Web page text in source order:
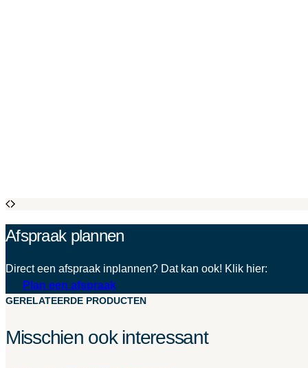
Afspraak plannen
Direct een afspraak inplannen? Dat kan ook! Klik hier:
Plan een afspraak
GERELATEERDE PRODUCTEN
Misschien ook interessant